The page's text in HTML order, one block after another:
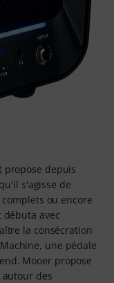
propose depuis
s'agisse de
ou encore
avec
la consécration
une pédale
Mooer propose
autour des